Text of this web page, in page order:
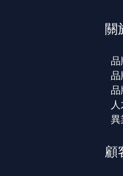
關
品
品
品
異
顧